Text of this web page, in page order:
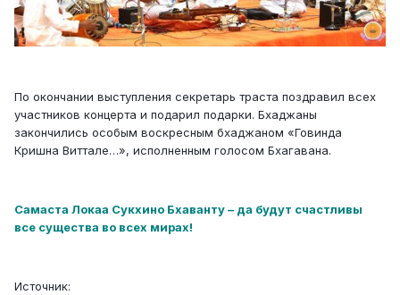
По окончании выступления секретарь траста поздравил всех
участников концерта и подарил подарки. Бхаджаны
закончились особым воскресным бхаджаном «Говинда
Кришна Виттале…», исполненным голосом Бхагавана.
Самаста Локаа Сукхино Бхаванту – да будут счастливы
все существа во всех мирах!
Источник: